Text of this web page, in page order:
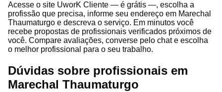
Acesse o site UworK Cliente — é grátis —, escolha a
profissão que precisa, informe seu endereço em Marechal
Thaumaturgo e descreva o serviço. Em minutos você
recebe propostas de profissionais verificados próximos de
você. Compare avaliações, converse pelo chat e escolha
o melhor profissional para o seu trabalho.
Dúvidas sobre profissionais em
Marechal Thaumaturgo